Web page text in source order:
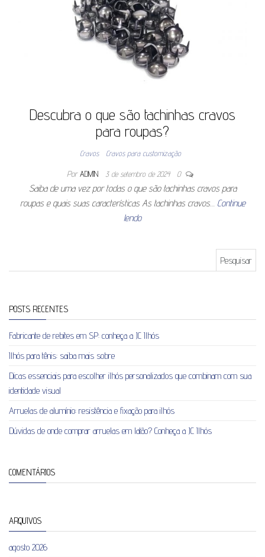
Descubra o que são tachinhas cravos
para roupas?
Cravos Cravos para customização
Por ADMIN 3 de setembro de 2024 0
Saiba de uma vez por todas o que são tachinhas cravos para
roupas e quais suas características As tachinhas cravos… Continue
lendo
POSTS RECENTES
Fabricante de rebites em SP: conheça a JC Ilhós
Ilhós para tênis: saiba mais sobre
Dicas essenciais para escolher ilhós personalizados que combinam com sua
identidade visual
Arruelas de alumínio: resistência e fixação para ilhós
Dúvidas de onde comprar arruelas em latão? Conheça a JC Ilhós
COMENTÁRIOS
ARQUIVOS
agosto 2026